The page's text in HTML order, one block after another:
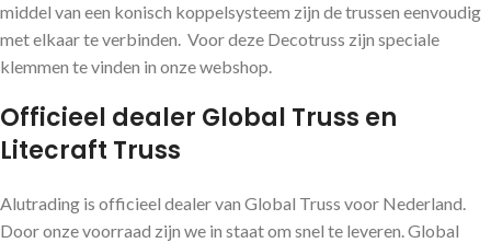
middel van een konisch koppelsysteem zijn de trussen eenvoudig
met elkaar te verbinden. Voor deze Decotruss zijn speciale
klemmen te vinden in onze webshop.
Officieel dealer Global Truss en
Litecraft Truss
Alutrading is officieel dealer van Global Truss voor Nederland.
Door onze voorraad zijn we in staat om snel te leveren. Global